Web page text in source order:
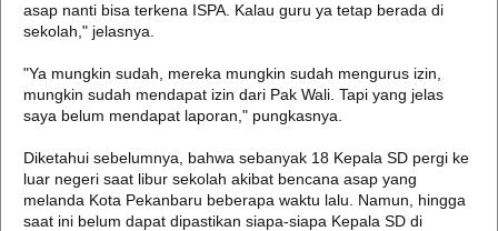
asap nanti bisa terkena ISPA. Kalau guru ya tetap berada di
sekolah," jelasnya.
"Ya mungkin sudah, mereka mungkin sudah mengurus izin,
mungkin sudah mendapat izin dari Pak Wali. Tapi yang jelas
saya belum mendapat laporan," pungkasnya.
Diketahui sebelumnya, bahwa sebanyak 18 Kepala SD pergi ke
luar negeri saat libur sekolah akibat bencana asap yang
melanda Kota Pekanbaru beberapa waktu lalu. Namun, hingga
saat ini belum dapat dipastikan siapa-siapa Kepala SD di